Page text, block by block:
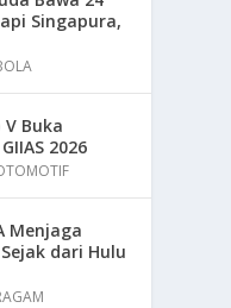
Singapura,
Buka
2026
Menjaga
dari Hulu